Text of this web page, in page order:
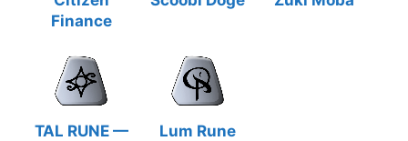
Finance
TAL RUNE —
Lum Rune